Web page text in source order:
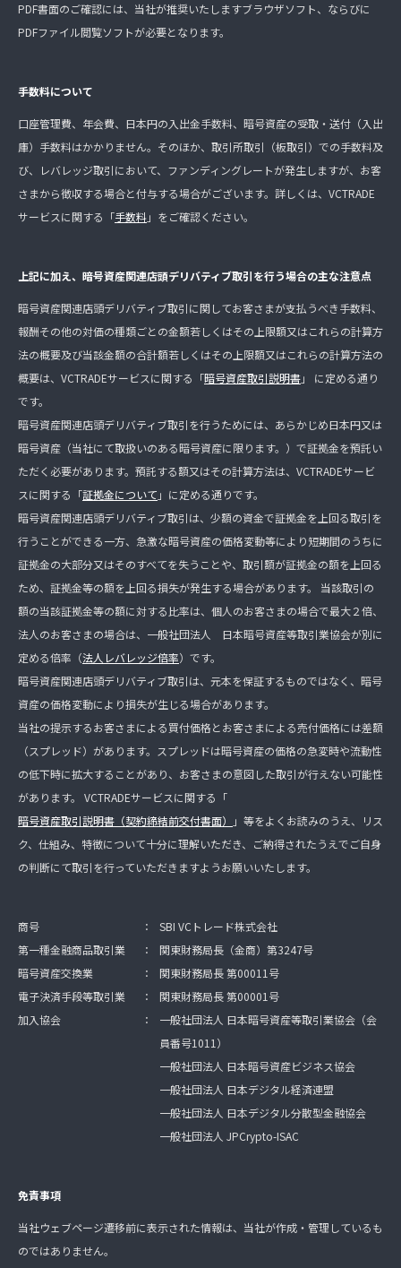
PDF書面のご確認には、当社が推奨いたしますブラウザソフト、ならびに
PDFファイル閲覧ソフトが必要となります。
手数料について
口座管理費、年会費、日本円の入出金手数料、暗号資産の受取・送付（入出
庫）手数料はかかりません。そのほか、取引所取引（板取引）での手数料及
び、レバレッジ取引において、ファンディングレートが発生しますが、お客
さまから徴収する場合と付与する場合がございます。詳しくは、VCTRADE
サービスに関する「手数料」をご確認ください。
上記に加え、暗号資産関連店頭デリバティブ取引を行う場合の主な注意点
暗号資産関連店頭デリバティブ取引に関してお客さまが支払うべき手数料、
報酬その他の対価の種類ごとの金額若しくはその上限額又はこれらの計算方
法の概要及び当該金額の合計額若しくはその上限額又はこれらの計算方法の
概要は、VCTRADEサービスに関する「暗号資産取引説明書」 に定める通り
です。
暗号資産関連店頭デリバティブ取引を行うためには、あらかじめ日本円又は
暗号資産（当社にて取扱いのある暗号資産に限ります。）で証拠金を預託い
ただく必要があります。預託する額又はその計算方法は、VCTRADEサービ
スに関する「証拠金について 」に定める通りです。
暗号資産関連店頭デリバティブ取引は、少額の資金で証拠金を上回る取引を
行うことができる一方、急激な暗号資産の価格変動等により短期間のうちに
証拠金の大部分又はそのすべてを失うことや、取引額が証拠金の額を上回る
ため、証拠金等の額を上回る損失が発生する場合があります。 当該取引の
額の当該証拠金等の額に対する比率は、個人のお客さまの場合で最大２倍、
法人のお客さまの場合は、一般社団法人 日本暗号資産等取引業協会が別に
定める倍率（法人レバレッジ倍率）です。
暗号資産関連店頭デリバティブ取引は、元本を保証するものではなく、暗号
資産の価格変動により損失が生じる場合があります。
当社の提示するお客さまによる買付価格とお客さまによる売付価格には差額
（スプレッド）があります。スプレッドは暗号資産の価格の急変時や流動性
の低下時に拡大することがあり、お客さまの意図した取引が行えない可能性
があります。 VCTRADEサービスに関する「
暗号資産取引説明書（契約締結前交付書面）
」等をよくお読みのうえ、リス
ク、仕組み、特徴について十分に理解いただき、ご納得されたうえでご自身
の判断にて取引を行っていただきますようお願いいたします。
商号 ：
SBI VCトレード株式会社
第一種金融商品取引業
：
関東財務局長（金商）第3247号
暗号資産交換業
：
関東財務局長 第00011号
電子決済手段等取引業
：
関東財務局長 第00001号
加入協会
：
一般社団法人 日本暗号資産等取引業協会（会
員番号1011）
一般社団法人 日本暗号資産ビジネス協会
一般社団法人 日本デジタル経済連盟
一般社団法人 日本デジタル分散型金融協会
一般社団法人 JPCrypto-ISAC
免責事項
当社ウェブページ遷移前に表示された情報は、当社が作成・管理しているも
のではありません。